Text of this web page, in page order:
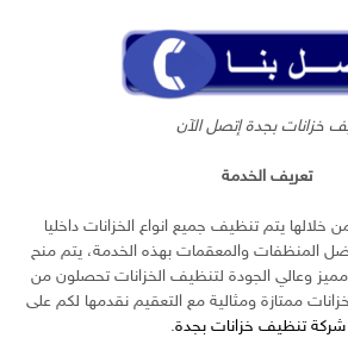
خزانات بجدة إتصل الآن
تعريف الخدمة
يتم تنظيف جميع انواع الخزانات داخليا
المنظفات والمعقمات بهذه الخدمة، يتم منح
وعالي الجودة لتنظيف الخزانات تحصلون من
ممتازة ومثالية مع التعقيم نقدمها لكم على
شركة تنظيف خزانات بجدة.